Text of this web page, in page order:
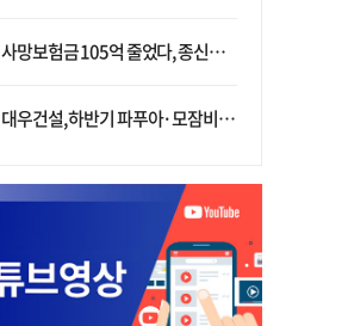
사망보험금 105억 줄었다, 종신보험·유동화 동시에 ‘주춤’…신한라이프는 401억 급증
대우건설, 하반기 파푸아·모잠비크 LNG 플랜트 수주 가시권…수주목표 27조로 샹향